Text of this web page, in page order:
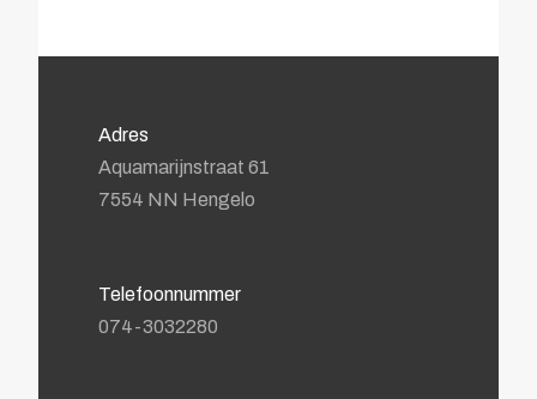
Adres
Aquamarijnstraat 61
7554 NN Hengelo
Telefoonnummer
074-3032280